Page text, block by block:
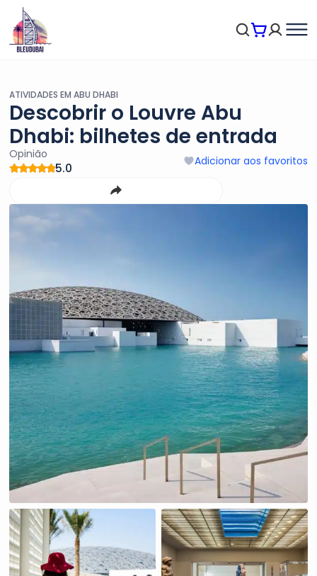
ATIVIDADES EM ABU DHABI
Descobrir o Louvre Abu
Dhabi: bilhetes de entrada
Opinião
5.0 Adicionar aos favoritos